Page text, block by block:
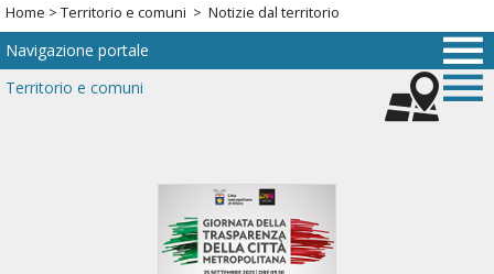
menù
di
navigazione
Home > Territorio e comuni > Notizie dal territorio
Navigazione portale
Territorio e comuni